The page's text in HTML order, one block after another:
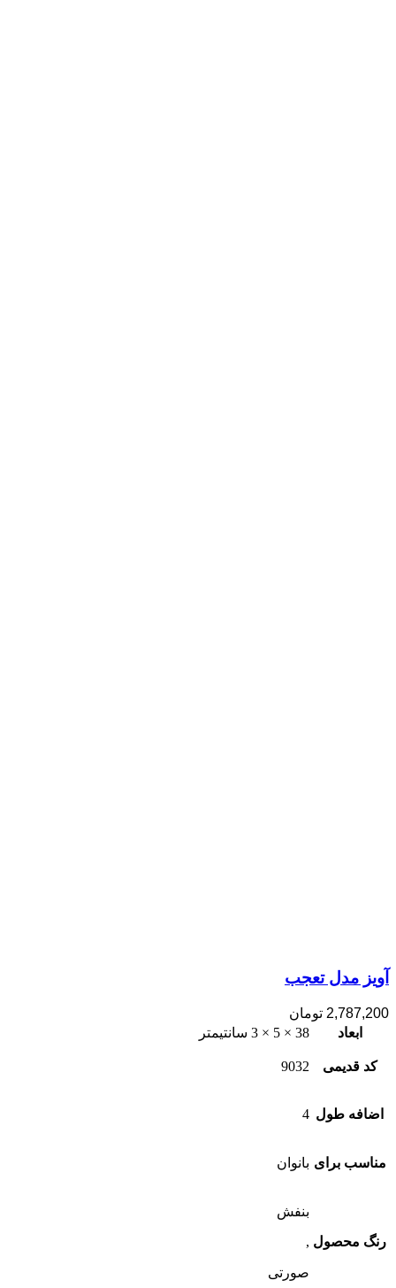
آویز مدل تعجب
2,787,200 تومان
ابعاد
38 × 5 × 3 سانتیمتر
کد قدیمی 9032
اضافه طول 4
مناسب برای بانوان
رنگ محصول
بنفش
,
صورتی